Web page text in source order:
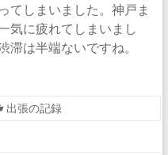
てしまいました。神戸ま
気に疲れてしまいまし
滞は半端ないですね。
出張の記録